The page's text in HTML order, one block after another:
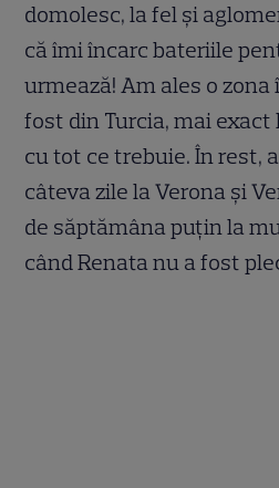
domolesc, la fel și
că îmi încarc bateriile
urmează! Am ales o
fost din Turcia, mai
cu tot ce trebuie. În rest,
câteva zile la Verona și
de săptămâna puțin la
când Renata nu a fost